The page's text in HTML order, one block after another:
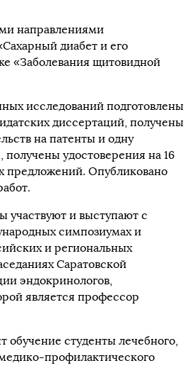
направлениями
диабет и его
«Заболевания щитовидной
исследований подготовлены
диссертаций, получены
на патенты и одну
удостоверения на 16
предложений. Опубликовано
участвуют и выступают с
симпозиумах и
и региональных
Саратовской
эндокринологов,
является профессор
обучение студенты лечебного,
профилактического